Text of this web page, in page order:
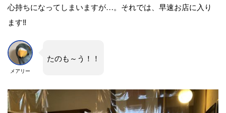
心持ちになってしまいますが…。それでは、早速お店に入り
ます‼︎
メアリー
たのも～う！！